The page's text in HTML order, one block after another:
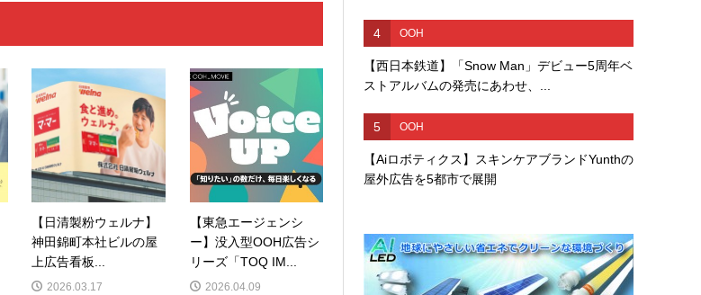
【日清製粉ウェルナ】
神田錦町本社ビルの屋
上広告看板...
2026.03.17
【東急エージェンシ
ー】没入型OOH広告シ
リーズ「TOQ IM...
2026.04.09
4 OOH
【西日本鉄道】「Snow Man」デビュー5周年ベ
ストアルバムの発売にあわせ、...
5 OOH
【Aiロボティクス】スキンケアブランドYunthの
屋外広告を5都市で展開